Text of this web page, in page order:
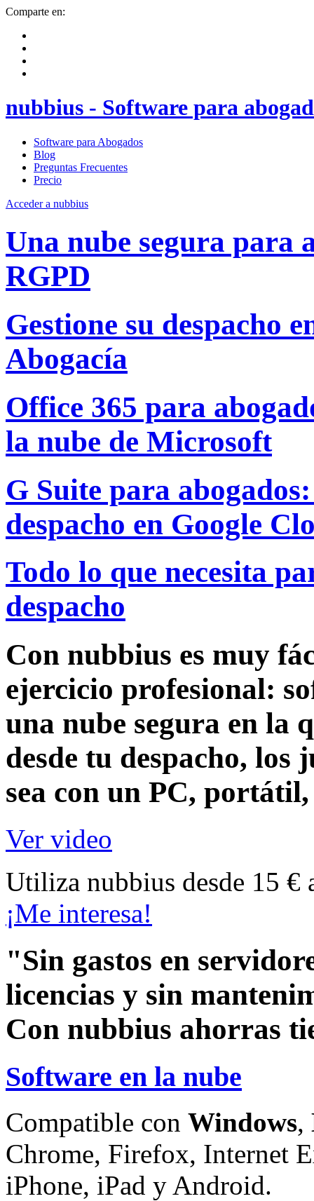
Comparte en:
nubbius - Software para
Software para Abogados
Blog
Preguntas Frecuentes
Precio
Acceder a nubbius
Una nube segura para
RGPD
Gestione su despacho
Abogacía
Office 365 para
la nube de Microsoft
G Suite para
despacho en Google
Todo lo que necesita
despacho
Con nubbius es muy
ejercicio profesional:
una nube segura en la
desde tu despacho,
sea con un PC, portátil,
Ver video
Utiliza nubbius desde 15 €
¡Me interesa!
"Sin gastos en
licencias y sin
Con nubbius ahorras
Software en la nube
Compatible con Windows,
Chrome, Firefox, Internet
iPhone, iPad y Android.